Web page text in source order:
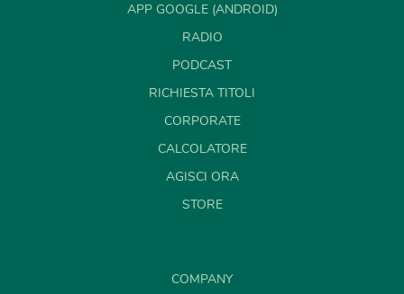
APP GOOGLE (ANDROID)
RADIO
PODCAST
RICHIESTA TITOLI
CORPORATE
CALCOLATORE
AGISCI ORA
STORE
COMPANY